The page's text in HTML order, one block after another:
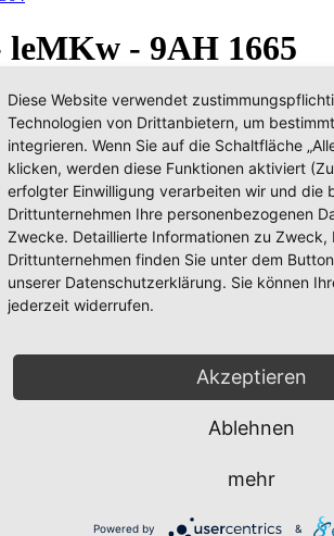
- 9AH 1665
Diese Website verwendet
Technologien von Drittanbietern, um
integrieren. Wenn Sie auf die Schaltfläche
klicken, werden diese Funktionen aktiviert
erfolgter Einwilligung verarbeiten wir und die
Drittunternehmen Ihre personenbezogenen
Zwecke. Detaillierte Informationen zu Zweck,
Drittunternehmen finden Sie unter dem Button
unserer Datenschutzerklärung. Sie können
jederzeit widerrufen.
Akzeptieren
Ablehnen
mehr
Powered by &